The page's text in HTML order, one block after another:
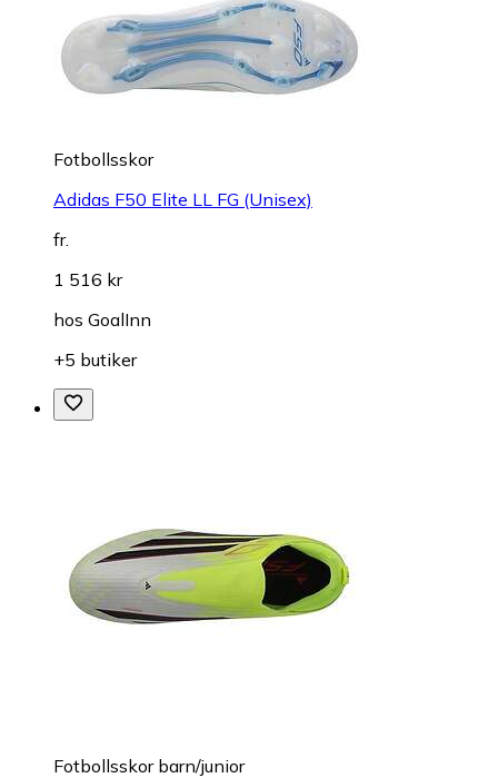
Fotbollsskor
Adidas F50 Elite LL FG (Unisex)
fr.
1 516 kr
hos GoalInn
+5 butiker
Fotbollsskor barn/junior